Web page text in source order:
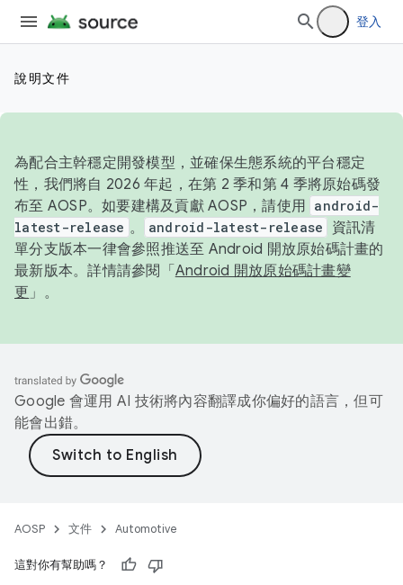
登入
說明文件
為配合主幹穩定開發模型，並確保生態系統的平台穩定
性，我們將自 2026 年起，在第 2 季和第 4 季將原始碼發
布至 AOSP。如要建構及貢獻 AOSP，請使用 android-
latest-release 。 android-latest-release
資訊清
單分支版本一律會參照推送至 Android 開放原始碼計畫的
最新版本。詳情請參閱「 Android 開放原始碼計畫變
更 」。
Google 會運用 AI 技術將內容翻譯成你偏好的語言，但可
能會出錯。
AOSP 文件 Automotive
這對你有幫助嗎？